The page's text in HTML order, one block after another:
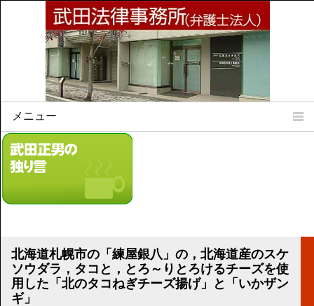
メニュー
Home
所属弁護士
法律相談案内
リンク集
顧問契約について
北海道札幌市の「練屋銀八」の，北海道産のスケ
ソウダラ，タコと，とろ～りとろけるチーズを使
用した「北のタコねぎチーズ揚げ」と「いかザン
ギ」